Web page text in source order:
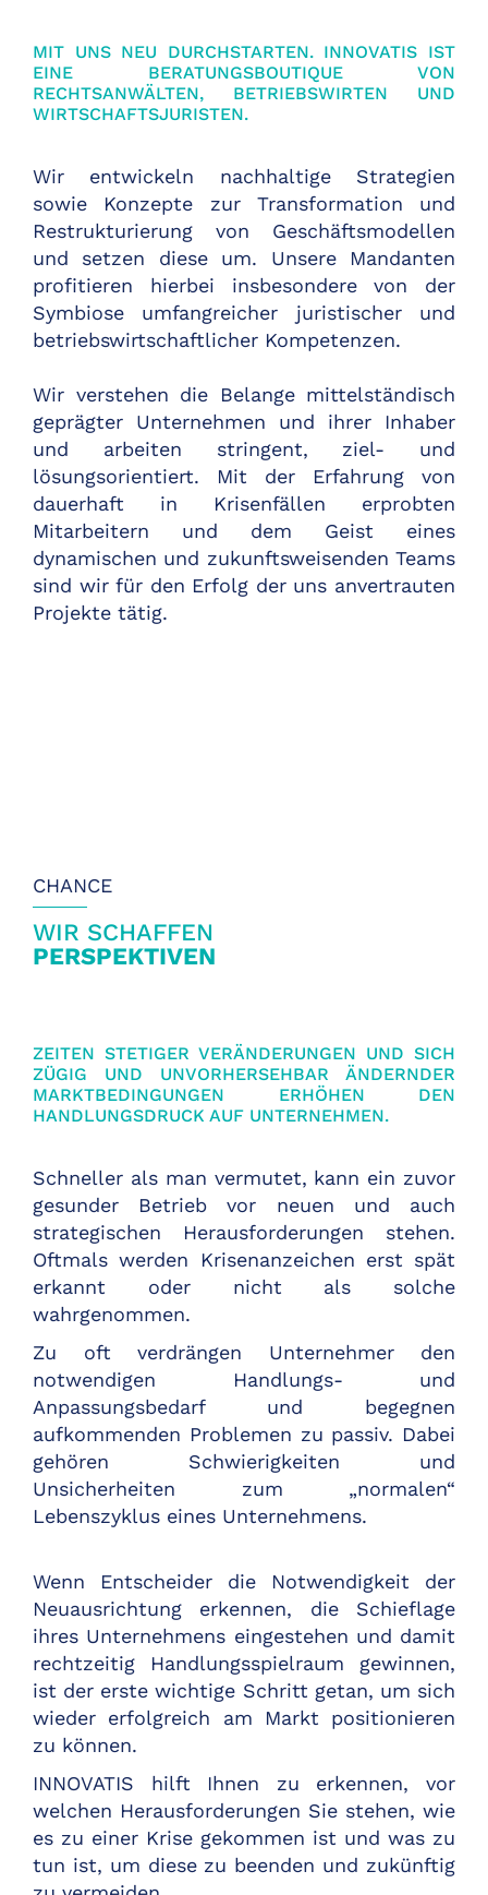
MIT UNS NEU DURCHSTARTEN. INNOVATIS IST
EINE BERATUNGSBOUTIQUE VON
RECHTSANWÄLTEN, BETRIEBSWIRTEN UND
WIRTSCHAFTSJURISTEN.
Wir entwickeln nachhaltige Strategien
sowie Konzepte zur Transformation und
Restrukturierung von Geschäftsmodellen
und setzen diese um. Unsere Mandanten
profitieren hierbei insbesondere von der
Symbiose umfangreicher juristischer und
betriebswirtschaftlicher Kompetenzen.
Wir verstehen die Belange mittelständisch
geprägter Unternehmen und ihrer Inhaber
und arbeiten stringent, ziel- und
lösungsorientiert. Mit der Erfahrung von
dauerhaft in Krisenfällen erprobten
Mitarbeitern und dem Geist eines
dynamischen und zukunftsweisenden Teams
sind wir für den Erfolg der uns anvertrauten
Projekte tätig.
CHANCE
WIR SCHAFFEN
PERSPEKTIVEN
ZEITEN STETIGER VERÄNDERUNGEN UND SICH
ZÜGIG UND UNVORHERSEHBAR ÄNDERNDER
MARKTBEDINGUNGEN ERHÖHEN DEN
HANDLUNGSDRUCK AUF UNTERNEHMEN.
Schneller als man vermutet, kann ein zuvor
gesunder Betrieb vor neuen und auch
strategischen Herausforderungen stehen.
Oftmals werden Krisenanzeichen erst spät
erkannt oder nicht als solche
wahrgenommen.
Zu oft verdrängen Unternehmer den
notwendigen Handlungs- und
Anpassungsbedarf und begegnen
aufkommenden Problemen zu passiv. Dabei
gehören Schwierigkeiten und
Unsicherheiten zum „normalen“
Lebenszyklus eines Unternehmens.
Wenn Entscheider die Notwendigkeit der
Neuausrichtung erkennen, die Schieflage
ihres Unternehmens eingestehen und damit
rechtzeitig Handlungsspielraum gewinnen,
ist der erste wichtige Schritt getan, um sich
wieder erfolgreich am Markt positionieren
zu können.
INNOVATIS hilft Ihnen zu erkennen, vor
welchen Herausforderungen Sie stehen, wie
es zu einer Krise gekommen ist und was zu
tun ist, um diese zu beenden und zukünftig